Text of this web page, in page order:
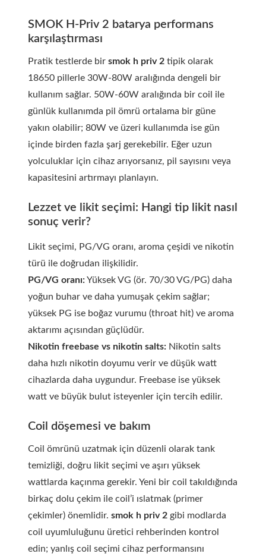
SMOK H-Priv 2 batarya performans
karşılaştırması
Pratik testlerde bir smok h priv 2 tipik olarak
18650 pillerle 30W-80W aralığında dengeli bir
kullanım sağlar. 50W-60W aralığında bir coil ile
günlük kullanımda pil ömrü ortalama bir güne
yakın olabilir; 80W ve üzeri kullanımda ise gün
içinde birden fazla şarj gerekebilir. Eğer uzun
yolculuklar için cihaz arıyorsanız, pil sayısını veya
kapasitesini artırmayı planlayın.
Lezzet ve likit seçimi: Hangi tip likit nasıl
sonuç verir?
Likit seçimi, PG/VG oranı, aroma çeşidi ve nikotin
türü ile doğrudan ilişkilidir.
PG/VG oranı:Yüksek VG (ör. 70/30 VG/PG) daha
yoğun buhar ve daha yumuşak çekim sağlar;
yüksek PG ise boğaz vurumu (throat hit) ve aroma
aktarımı açısından güçlüdür.
Nikotin freebase vs nikotin salts: Nikotin salts
daha hızlı nikotin doyumu verir ve düşük watt
cihazlarda daha uygundur. Freebase ise yüksek
watt ve büyük bulut isteyenler için tercih edilir.
Coil döşemesi ve bakım
Coil ömrünü uzatmak için düzenli olarak tank
temizliği, doğru likit seçimi ve aşırı yüksek
wattlarda kaçınma gerekir. Yeni bir coil takıldığında
birkaç dolu çekim ile coil’i ıslatmak (primer
çekimler) önemlidir. smok h priv 2 gibi modlarda
coil uyumluluğunu üretici rehberinden kontrol
edin; yanlış coil seçimi cihaz performansını